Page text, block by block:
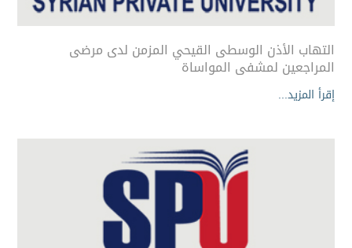
التهاب الأذن الوسطى القيحي المزمن لدى مرضى
المراجعين لمشفى المواساة
إقرأ المزيد...